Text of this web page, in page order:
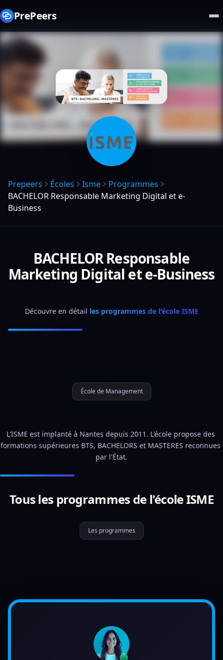
PrePeers
Prepeers Écoles Isme
Programmes
BACHELOR Responsable Marketing Digital et e-
Business
BACHELOR Responsable
Marketing Digital et e-Business
Découvre en détail les programmes de l'école ISME
École de Management
L'ISME est implanté à Nantes depuis 2011. L'école propose des
formations supérieures BTS, BACHELORS et MASTERES reconnues
par l'État.
Tous les programmes de l'école ISME
Les programmes